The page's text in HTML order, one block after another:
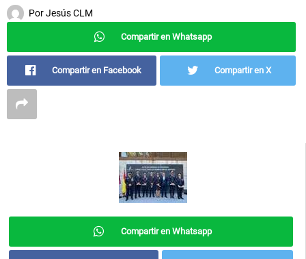
PorJesús CLM
Compartir en Whatsapp
Compartir en Facebook Compartir en X
Compartir en Whatsapp